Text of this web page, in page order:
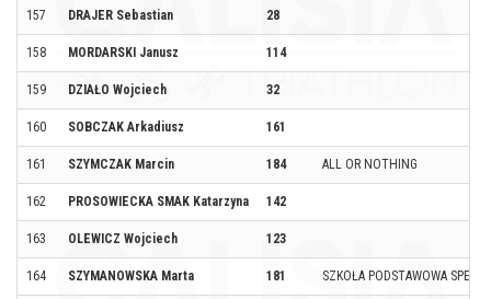
157 DRAJER Sebastian 28
158 MORDARSKI Janusz 114
159 DZIAŁO Wojciech 32
160 SOBCZAK Arkadiusz 161
161 SZYMCZAK Marcin 184 ALL OR NOTHING
162 PROSOWIECKA SMAK Katarzyna 142
163 OLEWICZ Wojciech 123
164 SZYMANOWSKA Marta 181 SZKOŁA PODSTAWOWA